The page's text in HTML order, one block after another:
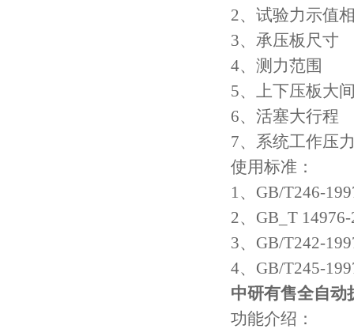
2、试验力示
3、承压板
4、测力范
5、上下压
6、活塞大
7、系统工
使用标准：
1、GB/T246-
2、GB_T
3、GB/T242-
4、GB/T245-
中研有售全自动
功能介绍：